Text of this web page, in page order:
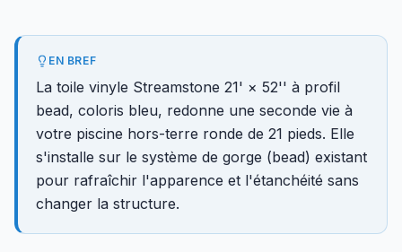
EN BREF
La toile vinyle Streamstone 21' × 52'' à profil
bead, coloris bleu, redonne une seconde vie à
votre piscine hors-terre ronde de 21 pieds. Elle
s'installe sur le système de gorge (bead) existant
pour rafraîchir l'apparence et l'étanchéité sans
changer la structure.